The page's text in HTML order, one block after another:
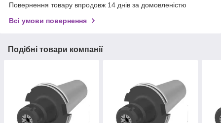
Повернення товару впродовж 14 днів за домовленістю
Всі умови повернення
Подібні товари компанії